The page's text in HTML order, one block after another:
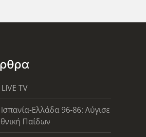
TV
Ελλάδα 96-86: Λύγισε
Παίδων